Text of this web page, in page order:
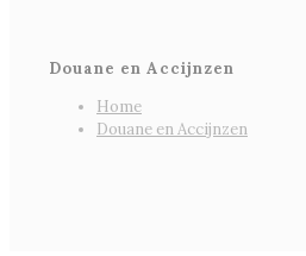
Douane en Accijnzen
Home
Douane en Accijnzen